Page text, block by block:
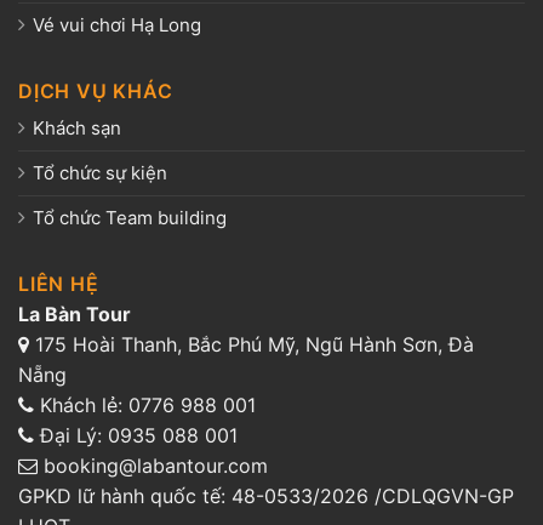
Vé vui chơi Hạ Long
DỊCH VỤ KHÁC
Khách sạn
Tổ chức sự kiện
Tổ chức Team building
LIÊN HỆ
La Bàn Tour
175 Hoài Thanh, Bắc Phú Mỹ, Ngũ Hành Sơn, Đà
Nẵng
Khách lẻ: 0776 988 001
Đại Lý: 0935 088 001
booking@labantour.com
GPKD lữ hành quốc tế: 48-0533/2026 /CDLQGVN-GP